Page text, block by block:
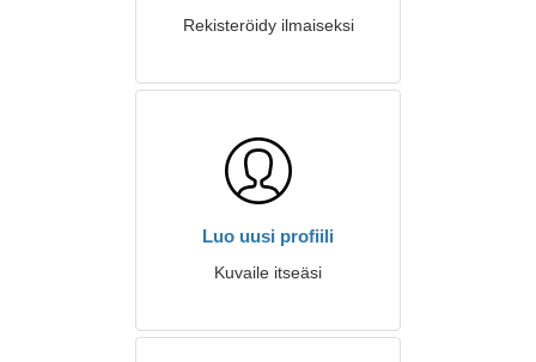
Rekisteröidy ilmaiseksi
Luo uusi profiili
Kuvaile itseäsi